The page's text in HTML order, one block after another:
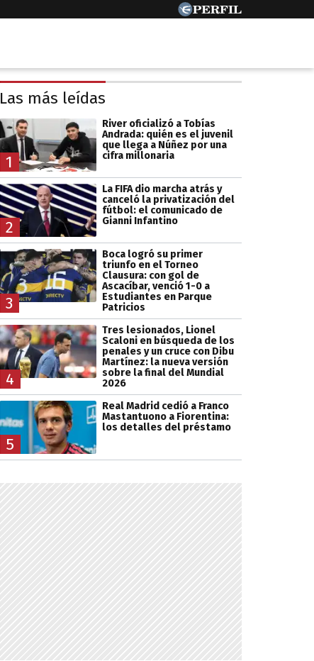
Las más leídas
1
River oficializó a Tobías
Andrada: quién es el juvenil
que llega a Núñez por una
cifra millonaria
2
La FIFA dio marcha atrás y
canceló la privatización del
fútbol: el comunicado de
Gianni Infantino
3
Boca logró su primer
triunfo en el Torneo
Clausura: con gol de
Ascacíbar, venció 1-0 a
Estudiantes en Parque
Patricios
4
Tres lesionados, Lionel
Scaloni en búsqueda de los
penales y un cruce con Dibu
Martínez: la nueva versión
sobre la final del Mundial
2026
5
Real Madrid cedió a Franco
Mastantuono a Fiorentina:
los detalles del préstamo